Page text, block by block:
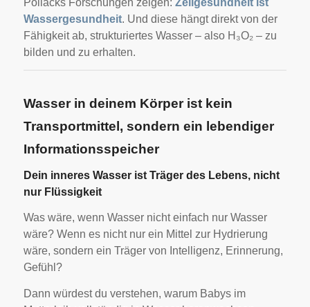
Wassergesundheit. Und diese hängt direkt von der
Fähigkeit ab, strukturiertes Wasser – also H₃O₂ – zu
bilden und zu erhalten.
Wasser in deinem Körper ist kein
Transportmittel, sondern ein lebendiger
Informationsspeicher
Dein inneres Wasser ist Träger des Lebens, nicht
nur Flüssigkeit
Was wäre, wenn Wasser nicht einfach nur Wasser
wäre? Wenn es nicht nur ein Mittel zur Hydrierung
wäre, sondern ein Träger von Intelligenz, Erinnerung,
Gefühl?
Dann würdest du verstehen, warum Babys im